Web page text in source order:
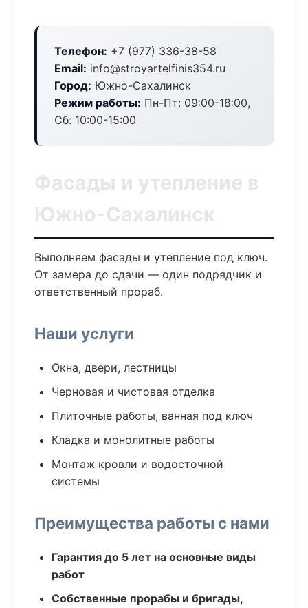
Телефон: +7 (977) 336-38-58
Email: info@stroyartelfinis354.ru
Город: Южно-Сахалинск
Режим работы: Пн-Пт: 09:00-18:00,
Сб: 10:00-15:00
Фасады и утепление в
Южно-Сахалинск
Выполняем фасады и утепление под ключ.
От замера до сдачи — один подрядчик и
ответственный прораб.
Наши услуги
Окна, двери, лестницы
Черновая и чистовая отделка
Плиточные работы, ванная под ключ
Кладка и монолитные работы
Монтаж кровли и водосточной
системы
Преимущества работы с нами
Гарантия до 5 лет на основные виды
работ
Собственные прорабы и бригады,